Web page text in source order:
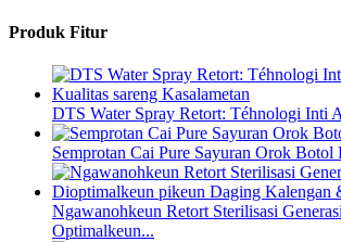
Produk Fitur
DTS Water Spray Retort: ​​Téhnologi Inti
Semprotan Cai Pure Sayuran Orok Botol
Ngawanohkeun Retort Sterilisasi
Optimalkeun...